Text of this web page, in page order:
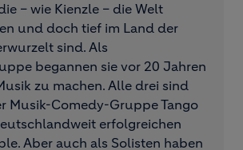
– wie Kienzle – die Welt
und doch tief im Land der
sind. Als
begannen sie vor 20 Jahren
zu machen. Alle drei sind
Musik-Comedy-Gruppe Tango
erfolgreichen
Aber auch als Solisten haben